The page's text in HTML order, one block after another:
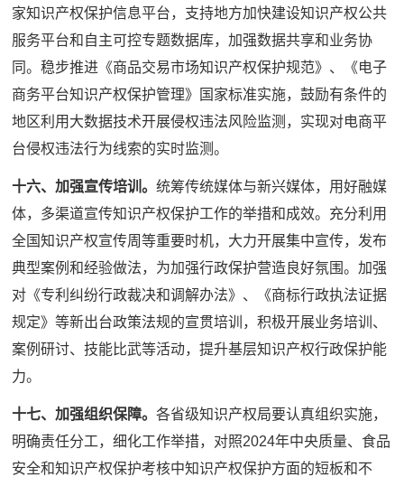
家知识产权保护信息平台，支持地方加快建设知识产权公共
服务平台和自主可控专题数据库，加强数据共享和业务协
同。稳步推进《商品交易市场知识产权保护规范》、《电子
商务平台知识产权保护管理》国家标准实施，鼓励有条件的
地区利用大数据技术开展侵权违法风险监测，实现对电商平
台侵权违法行为线索的实时监测。
十六、加强宣传培训。统筹传统媒体与新兴媒体，用好融媒
体，多渠道宣传知识产权保护工作的举措和成效。充分利用
全国知识产权宣传周等重要时机，大力开展集中宣传，发布
典型案例和经验做法，为加强行政保护营造良好氛围。加强
对《专利纠纷行政裁决和调解办法》、《商标行政执法证据
规定》等新出台政策法规的宣贯培训，积极开展业务培训、
案例研讨、技能比武等活动，提升基层知识产权行政保护能
力。
十七、加强组织保障。各省级知识产权局要认真组织实施，
明确责任分工，细化工作举措，对照2024年中央质量、食品
安全和知识产权保护考核中知识产权保护方面的短板和不